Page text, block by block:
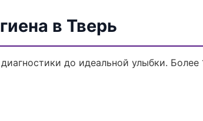
в Тверь
до идеальной улыбки.